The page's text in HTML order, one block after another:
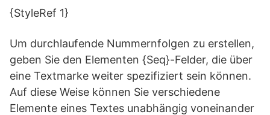
{StyleRef 1}
Um durchlaufende Nummernfolgen zu erstellen,
geben Sie den Elementen {Seq}-Felder, die über
eine Textmarke weiter spezifiziert sein können.
Auf diese Weise können Sie verschiedene
Elemente eines Textes unabhängig voneinander